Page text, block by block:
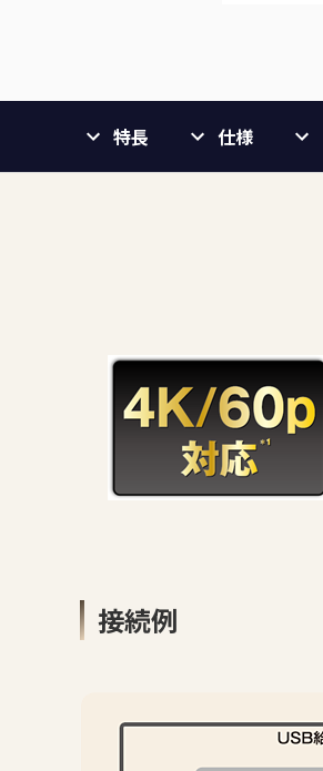
特長 仕様
接続例